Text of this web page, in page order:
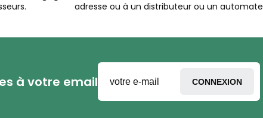
adresse ou à un distributeur ou un automate
à votre email CONNEXION